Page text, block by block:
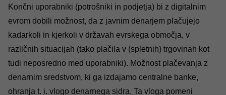
Končni uporabniki (potrošniki in podjetja) bi z digitalnim
evrom dobili možnost, da z javnim denarjem plačujejo
kadarkoli in kjerkoli v državah evrskega območja, v
različnih situacijah (tako plačila v (spletnih) trgovinah kot
tudi neposredno med uporabniki). Možnost plačevanja z
denarnim sredstvom, ki ga izdajamo centralne banke,
ohranja t. i. vlogo denarnega sidra. Ta vloga pomeni